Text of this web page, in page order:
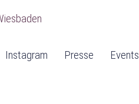
Instagram Presse Events